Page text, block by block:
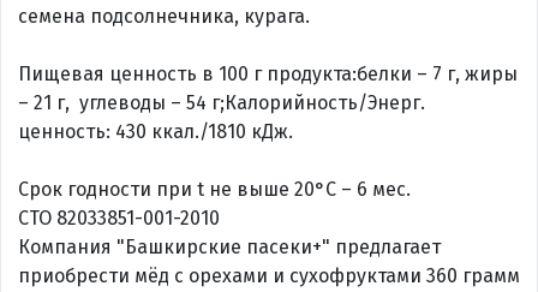
семена подсолнечника, курага.
Пищевая ценность в 100 г продукта:белки – 7 г, жиры
– 21 г, углеводы – 54 г;Калорийность/Энерг.
ценность: 430 ккал./1810 кДж.
Срок годности при t не выше 20°C – 6 мес.
СТО 82033851-001-2010
Компания "Башкирские пасеки+" предлагает
приобрести мёд с орехами и сухофруктами 360 грамм